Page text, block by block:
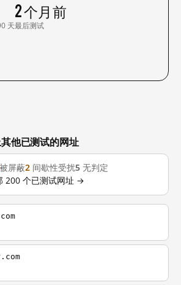
天
2 个月前
最后测试
已测试的网址
被屏蔽2 间歇性受扰5 无判定
200 个已测试网址 →